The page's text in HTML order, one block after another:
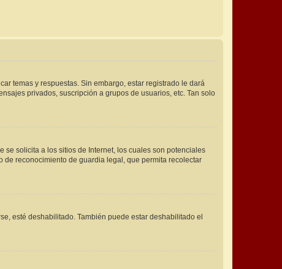
temas y respuestas. Sin embargo, estar registrado le dará
privados, suscripción a grupos de usuarios, etc. Tan solo
se solicita a los sitios de Internet, los cuales son potenciales
reconocimiento de guardia legal, que permita recolectar
esté deshabilitado. También puede estar deshabilitado el